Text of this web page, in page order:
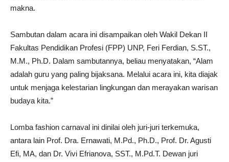
makna.
Sambutan dalam acara ini disampaikan oleh Wakil Dekan II
Fakultas Pendidikan Profesi (FPP) UNP, Feri Ferdian, S.ST.,
M.M., Ph.D. Dalam sambutannya, beliau menyatakan, “Alam
adalah guru yang paling bijaksana. Melalui acara ini, kita diajak
untuk menjaga kelestarian lingkungan dan merayakan warisan
budaya kita.”
Lomba fashion carnaval ini dinilai oleh juri-juri terkemuka,
antara lain Prof. Dra. Ernawati, M.Pd., Ph.D., Prof. Dr. Agusti
Efi, MA, dan Dr. Vivi Efrianova, SST., M.Pd.T. Dewan juri